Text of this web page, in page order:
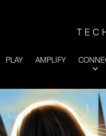
PLAY AMPLIFY